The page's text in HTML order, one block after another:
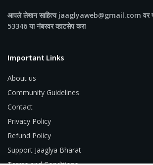
आपले लेखन साहित्य jaaglyaweb@gmail.com वर
53346 या नंबरवर व्हाटसेप करा
Important Links
About us
Community Guidelines
Contact
Privacy Policy
Refund Policy
Support Jaaglya Bharat